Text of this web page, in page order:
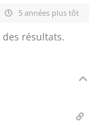
5 années plus tôt
résultats.